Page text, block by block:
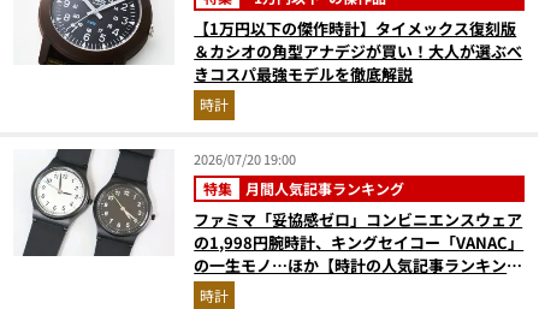
【1万円以下の傑作時計】タイメックス復刻版
＆カシオの角型アナデジが買い！大人が選ぶべ
きコスパ最強モデルを徹底解説
時計
2026/07/20 19:00
特集 月間人気記事ランキング
ファミマ「妥協感ゼロ」コンビニエンスウェア
の1,998円腕時計、キングセイコー「VANAC」
の一生モノ…ほか【時計の人気記事ランキング
ベスト3】（2026年6月版）
時計